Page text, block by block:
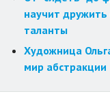
научит дружить
таланты
Художница
мир абстракции